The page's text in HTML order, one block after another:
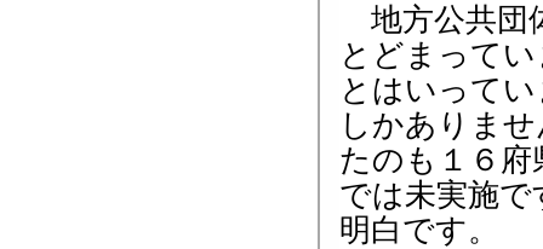
地方公共団
とどまって
とはいって
しかありま
たのも１６府
では未実施
明白です。